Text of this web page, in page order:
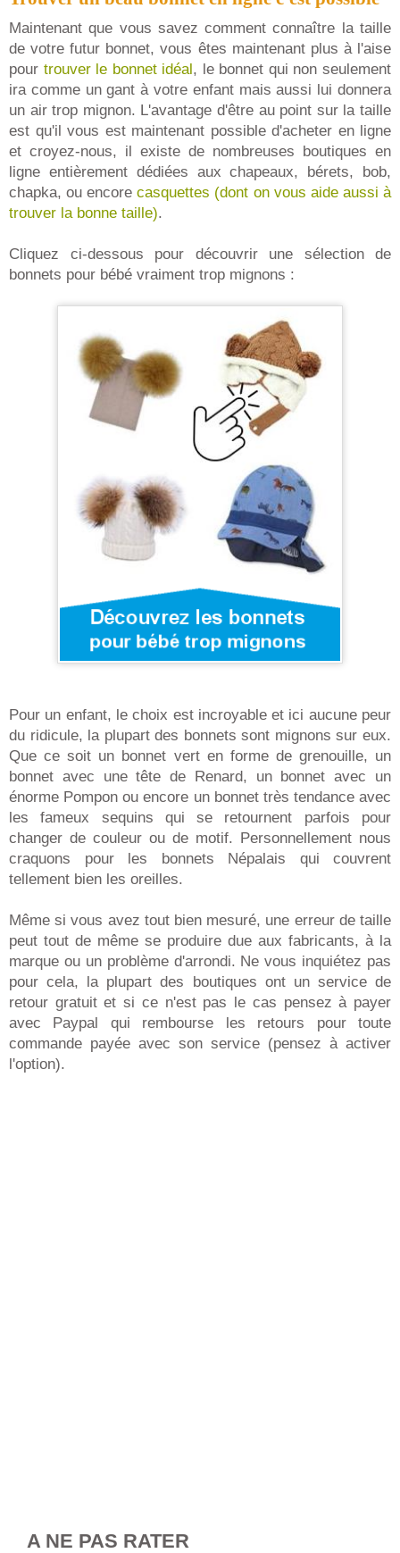
Maintenant que vous savez comment connaître la taille
de votre futur bonnet, vous êtes maintenant plus à l'aise
pour trouver le bonnet idéal, le bonnet qui non seulement
ira comme un gant à votre enfant mais aussi lui donnera
un air trop mignon. L'avantage d'être au point sur la taille
est qu'il vous est maintenant possible d'acheter en ligne
et croyez-nous, il existe de nombreuses boutiques en
ligne entièrement dédiées aux chapeaux, bérets, bob,
chapka, ou encorecasquettes (dont on vous aide aussi à
trouver la bonne taille).
Cliquez ci-dessous pour découvrir une sélection de
bonnets pour bébé vraiment trop mignons :
Pour un enfant, le choix est incroyable et ici aucune peur
du ridicule, la plupart des bonnets sont mignons sur eux.
Que ce soit un bonnet vert en forme de grenouille, un
bonnet avec une tête de Renard, un bonnet avec un
énorme Pompon ou encore un bonnet très tendance avec
les fameux sequins qui se retournent parfois pour
changer de couleur ou de motif. Personnellement nous
craquons pour les bonnets Népalais qui couvrent
tellement bien les oreilles.
Même si vous avez tout bien mesuré, une erreur de taille
peut tout de même se produire due aux fabricants, à la
marque ou un problème d'arrondi. Ne vous inquiétez pas
pour cela, la plupart des boutiques ont un service de
retour gratuit et si ce n'est pas le cas pensez à payer
avec Paypal qui rembourse les retours pour toute
commande payée avec son service (pensez à activer
l'option).
A NE PAS RATER